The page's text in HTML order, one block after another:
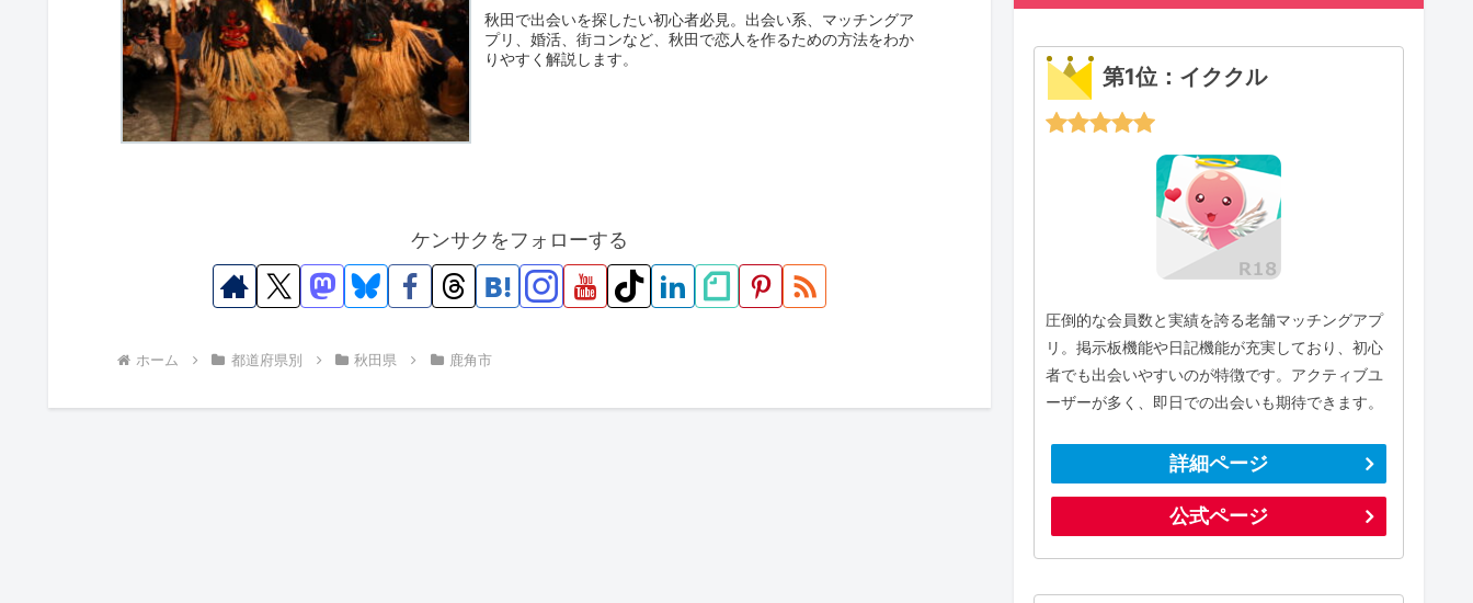
秋田で出会いを探したい初心者必見。出会い系、マッチングア
プリ、婚活、街コンなど、秋田で恋人を作るための方法をわか
りやすく解説します。
ケンサクをフォローする
ホーム 都道府県別 秋田県 鹿角市
第1位：イククル
圧倒的な会員数と実績を誇る老舗マッチングアプ
リ。掲示板機能や日記機能が充実しており、初心
者でも出会いやすいのが特徴です。アクティブユ
ーザーが多く、即日での出会いも期待できます。
詳細ページ
公式ページ